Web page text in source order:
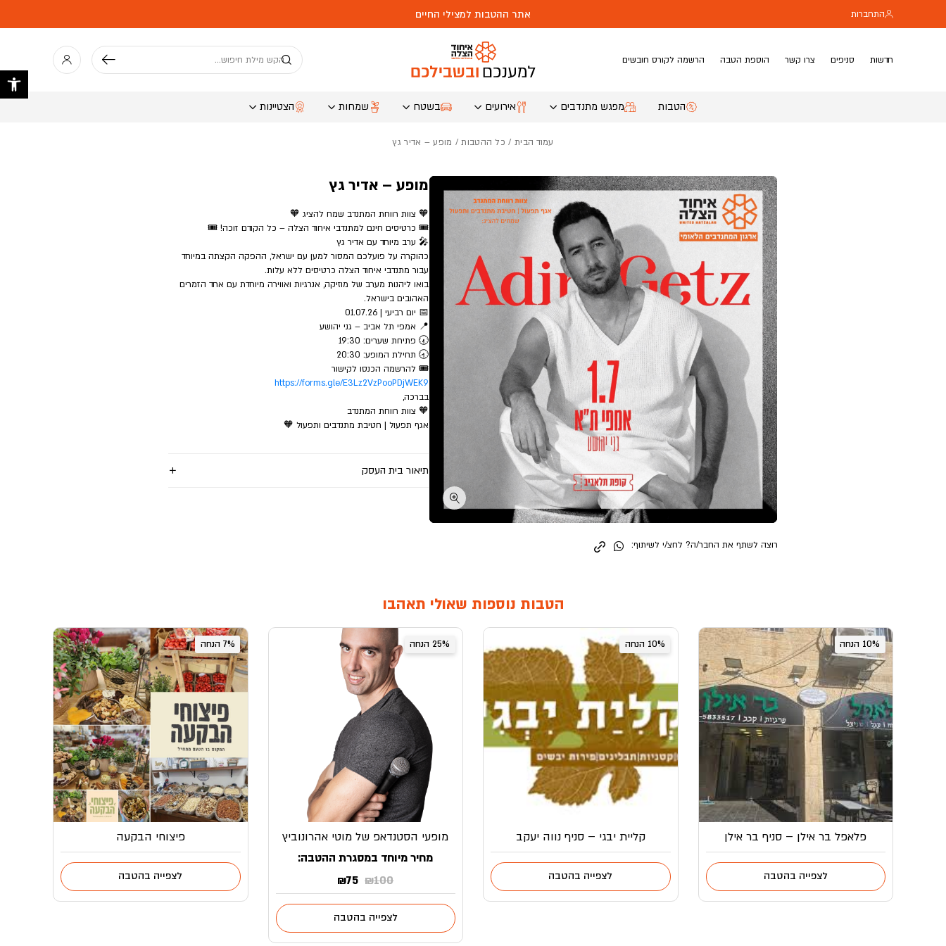
אתר ההטבות למצילי החיים התחברות
חיפוש
חדשות סניפים צרו קשר הוספת הטבה הרשמה לקורס חובשים
הטבות מפגש מתנדבים אירועים בשטח שמחות הצטיינות
עמוד הבית / כל ההטבות/ מופע – אדיר גץ
מופע – אדיר גץ
🧡 צוות רווחת המתנדב שמח להציג 🧡
🎟️ כרטיסים חינם למתנדבי איחוד הצלה – כל הקודם זוכה! 🎟️
🎤 ערב מיוחד עם אדיר גץ
כהוקרה על פועלכם המסור למען עם ישראל, ההפקה הקצתה במיוחד
עבור מתנדבי איחוד הצלה כרטיסים ללא עלות.
בואו ליהנות מערב של מוזיקה, אנרגיות ואווירה מיוחדת עם אחד הזמרים
האהובים בישראל.
📅 יום רביעי | 01.07.26
📍 אמפי תל אביב – גני יהושע
🕢 פתיחת שערים: 19:30
🕣 תחילת המופע: 20:30
🎟️ להרשמה הכנסו לקישור
https://forms.gle/E3Lz2VzPooPDjWEK9
בברכה,
🧡 צוות רווחת המתנדב
אגף תפעול | חטיבת מתנדבים ותפעול 🧡
תיאור בית העסק
רוצה לשתף את החבר/ה? לחצ/י לשיתוף:
הטבות נוספות שאולי תאהבו
10% הנחה
פלאפל בר אילן – סניף בר אילן
לצפייה בהטבה
10% הנחה
קליית יבגי – סניף נווה יעקב
לצפייה בהטבה
25% הנחה
מופעי הסטנדאפ של מוטי אהרונוביץ
מחיר מיוחד במסגרת ההטבה:
₪100
המחיר
המקורי
היה:
₪100.
₪75 המחיר
הנוכחי
הוא:
₪75.לצפייה בהטבה
7% הנחה
פיצוחי הבקעה
לצפייה בהטבה